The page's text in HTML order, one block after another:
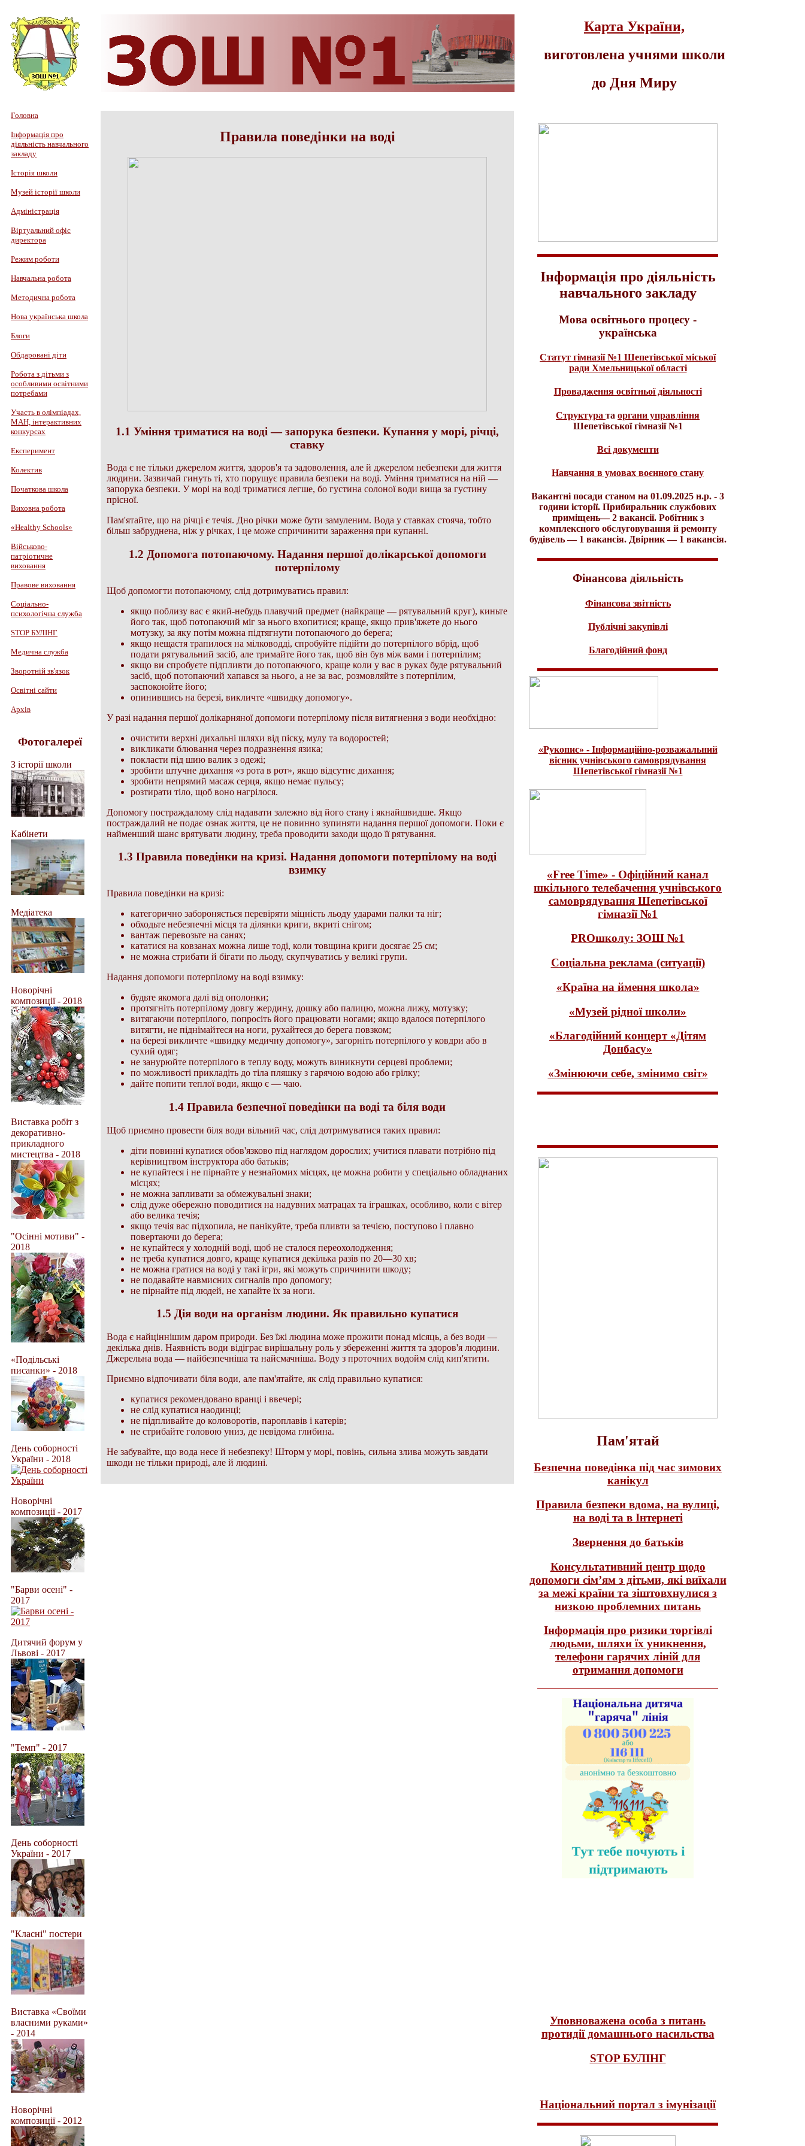
Карта України,
виготовлена учнями школи
до Дня Миру
Головна
Інформація про
діяльність навчального
закладу
Історія школи
Музей історії школи
Адміністрація
Віртуальний офіс
директора
Режим роботи
Навчальна робота
Методична робота
Нова українська школа
Блоги
Обдаровані діти
Робота з дітьми з
особливими освітними
потребами
Участь в олімпіадах,
МАН, інтерактивних
конкурсах
Експеримент
Колектив
Початкова школа
Виховна робота
«Healthy Schools»
Військово-
патріотичне
виховання
Правове виховання
Соціально-
психологічна служба
STOP БУЛІНГ
Медична служба
Зворотній зв'язок
Освітні сайти
Архів
Фотогалереї
З історії школи
Кабінети
Медіатека
Новорічні
композиції - 2018
Виставка робіт з
декоративно-
прикладного
мистецтва - 2018
"Осінні мотиви" -
2018
«Подільські
писанки» - 2018
День соборності
України - 2018
Новорічні
композиції - 2017
"Барви осені" -
2017
Дитячий форум у
Львові - 2017
"Темп" - 2017
День соборності
України - 2017
"Класні" постери
Виставка «Своїми
власними руками»
- 2014
Новорічні
композиції - 2012
Правила поведінки на воді
1.1 Уміння триматися на воді — запорука безпеки. Купання у морі, річці,
ставку
Вода є не тільки джерелом життя, здоров'я та задоволення, але й джерелом небезпеки для життя
людини. Зазвичай гинуть ті, хто порушує правила безпеки на воді. Уміння триматися на ній —
запорука безпеки. У морі на воді триматися легше, бо густина солоної води вища за густину
прісної.
Пам'ятайте, що на річці є течія. Дно річки може бути замуленим. Вода у ставках стояча, тобто
більш забруднена, ніж у річках, і це може спричинити зараження при купанні.
1.2 Допомога потопаючому. Надання першої долікарської допомоги
потерпілому
Щоб допомогти потопаючому, слід дотримуватись правил:
якщо поблизу вас є який-небудь плавучий предмет (найкраще — рятувальний круг), киньте
його так, щоб потопаючий міг за нього вхопитися; краще, якщо прив'яжете до нього
мотузку, за яку потім можна підтягнути потопаючого до берега;
якщо нещастя трапилося на мілководді, спробуйте підійти до потерпілого вбрід, щоб
подати рятувальний засіб, але тримайте його так, щоб він був між вами і потерпілим;
якщо ви спробуєте підпливти до потопаючого, краще коли у вас в руках буде рятувальний
засіб, щоб потопаючий хапався за нього, а не за вас, розмовляйте з потерпілим,
заспокоюйте його;
опинившись на березі, викличте «швидку допомогу».
У разі надання першої долікарняної допомоги потерпілому після витягнення з води необхідно:
очистити верхні дихальні шляхи від піску, мулу та водоростей;
викликати блювання через подразнення язика;
покласти під шию валик з одежі;
зробити штучне дихання «з рота в рот», якщо відсутнє дихання;
зробити непрямий масаж серця, якщо немає пульсу;
розтирати тіло, щоб воно нагрілося.
Допомогу постраждалому слід надавати залежно від його стану і якнайшвидше. Якщо
постраждалий не подає ознак життя, це не повинно зупиняти надання першої допомоги. Поки є
найменший шанс врятувати людину, треба проводити заходи щодо її рятування.
1.3 Правила поведінки на кризі. Надання допомоги потерпілому на воді
взимку
Правила поведінки на кризі:
категорично забороняється перевіряти міцність льоду ударами палки та ніг;
обходьте небезпечні місця та ділянки криги, вкриті снігом;
вантаж перевозьте на санях;
кататися на ковзанах можна лише тоді, коли товщина криги досягає 25 см;
не можна стрибати й бігати по льоду, скупчуватись у великі групи.
Надання допомоги потерпілому на воді взимку:
будьте якомога далі від ополонки;
протягніть потерпілому довгу жердину, дошку або палицю, можна лижу, мотузку;
витягаючи потерпілого, попросіть його працювати ногами; якщо вдалося потерпілого
витягти, не піднімайтеся на ноги, рухайтеся до берега повзком;
на березі викличте «швидку медичну допомогу», загорніть потерпілого у ковдри або в
сухий одяг;
не занурюйте потерпілого в теплу воду, можуть виникнути серцеві проблеми;
по можливості прикладіть до тіла пляшку з гарячою водою або грілку;
дайте попити теплої води, якщо є — чаю.
1.4 Правила безпечної поведінки на воді та біля води
Щоб приємно провести біля води вільний час, слід дотримуватися таких правил:
діти повинні купатися обов'язково під наглядом дорослих; учитися плавати потрібно під
керівництвом інструктора або батьків;
не купайтеся і не пірнайте у незнайомих місцях, це можна робити у спеціально обладнаних
місцях;
не можна запливати за обмежувальні знаки;
слід дуже обережно поводитися на надувних матрацах та іграшках, особливо, коли є вітер
або велика течія;
якщо течія вас підхопила, не панікуйте, треба пливти за течією, поступово і плавно
повертаючи до берега;
не купайтеся у холодній воді, щоб не сталося переохолодження;
не треба купатися довго, краще купатися декілька разів по 20—30 хв;
не можна гратися на воді у такі ігри, які можуть спричинити шкоду;
не подавайте навмисних сигналів про допомогу;
не пірнайте під людей, не хапайте їх за ноги.
1.5 Дія води на організм людини. Як правильно купатися
Вода є найціннішим даром природи. Без їжі людина може прожити понад місяць, а без води —
декілька днів. Наявність води відіграє вирішальну роль у збереженні життя та здоров'я людини.
Джерельна вода — найбезпечніша та найсмачніша. Воду з проточних водойм слід кип'ятити.
Приємно відпочивати біля води, але пам'ятайте, як слід правильно купатися:
купатися рекомендовано вранці і ввечері;
не слід купатися наодинці;
не підпливайте до коловоротів, пароплавів і катерів;
не стрибайте головою униз, де невідома глибина.
Не забувайте, що вода несе й небезпеку! Шторм у морі, повінь, сильна злива можуть завдати
шкоди не тільки природі, але й людині.
Інформація про діяльність
навчального закладу
Мова освітнього процесу -
українська
Статут гімназії №1 Шепетівської міської
ради Хмельницької області
Провадження освітньої діяльності
Структура та органи управління
Шепетівської гімназії №1
Всі документи
Навчання в умовах воєнного стану
Вакантні посади станом на 01.09.2025 н.р. - 3
години історії. Прибиральник службових
приміщень— 2 вакансії. Робітник з
комплексного обслуговування й ремонту
будівель — 1 вакансія. Двірник — 1 вакансія.
Фінансова діяльність
Фінансова звітність
Публічні закупівлі
Благодійний фонд
«Рукопис» - Інформаційно-розважальний
вісник учнівського самоврядування
Шепетівської гімназії №1
«Free Time» - Офіційний канал
шкільного телебачення учнівського
самоврядування Шепетівської
гімназії №1
PROшколу: ЗОШ №1
Соціальна реклама (ситуації)
«Країна на ймення школа»
«Музей рідної школи»
«Благодійний концерт «Дітям
Донбасу»
«Змінюючи себе, змінимо світ»
Пам'ятай
Безпечна поведінка під час зимових
канікул
Правила безпеки вдома, на вулиці,
на воді та в Інтернеті
Звернення до батьків
Консультативний центр щодо
допомоги сім’ям з дітьми, які виїхали
за межі країни та зіштовхнулися з
низкою проблемних питань
Інформація про ризики торгівлі
людьми, шляхи їх уникнення,
телефони гарячих ліній для
отримання допомоги
Уповноважена особа з питань
протидії домашнього насильства
STOP БУЛІНГ
Національний портал з імунізації